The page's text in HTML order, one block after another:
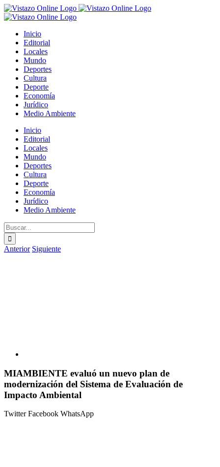
Saltar
al
Inicio
Editorial
Locales
Mundo
Deportes
Cultura
Deporte
Economía
Jurídico
Medio Ambiente
Inicio
Editorial
Locales
Mundo
Deportes
Cultura
Deporte
Economía
Jurídico
Medio Ambiente
Buscar:
Anterior Siguiente
MIAMBIENTE evaluó un nuevo plan de
modernización del Sistema de Evaluación de
Impacto Ambiental
TwitterFacebook WhatsApp